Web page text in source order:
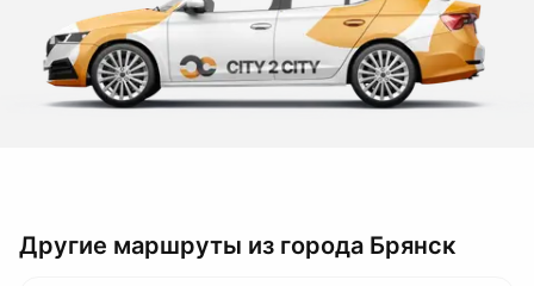
Другие маршруты из города Брянск